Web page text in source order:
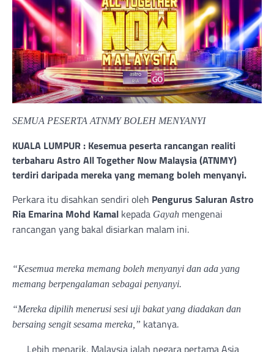
SEMUA PESERTA ATNMY BOLEH MENYANYI
KUALA LUMPUR : Kesemua peserta rancangan realiti
terbaharu Astro All Together Now Malaysia (ATNMY)
terdiri daripada mereka yang memang boleh menyanyi.
Perkara itu disahkan sendiri oleh Pengurus Saluran Astro
Ria Emarina Mohd Kamal kepada Gayah mengenai
rancangan yang bakal disiarkan malam ini.
“Kesemua mereka memang boleh menyanyi dan ada yang
memang berpengalaman sebagai penyanyi.
“Mereka dipilih menerusi sesi uji bakat yang diadakan dan
bersaing sengit sesama mereka,” katanya.
Lebih menarik, Malaysia ialah negara pertama Asia